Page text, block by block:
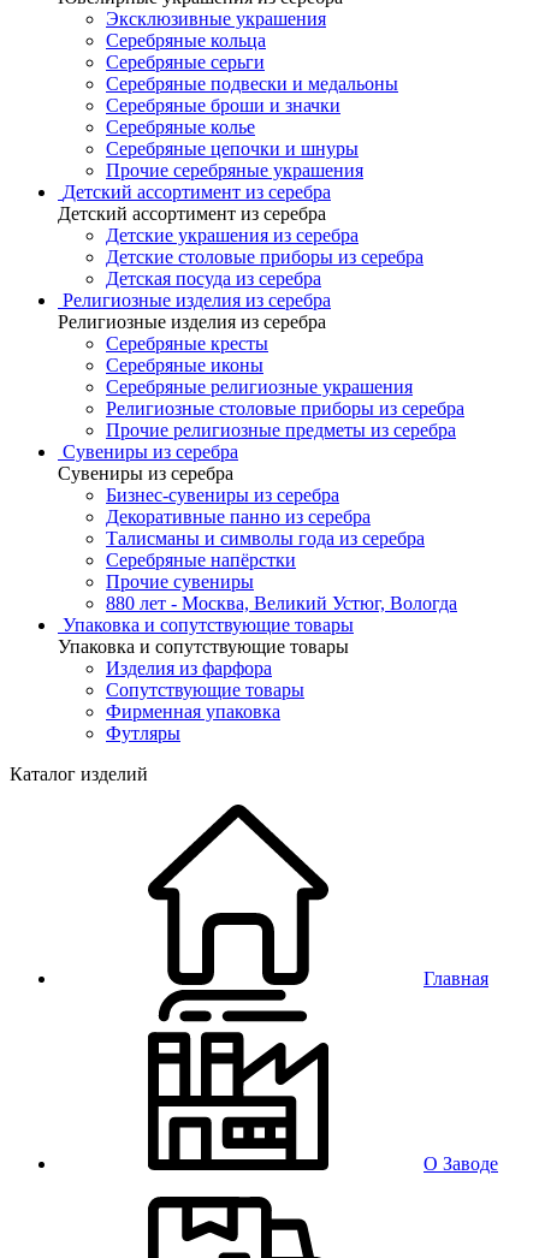
Эксклюзивные украшения
Серебряные кольца
Серебряные серьги
Серебряные подвески и медальоны
Серебряные броши и значки
Серебряные колье
Серебряные цепочки и шнуры
Прочие серебряные украшения
Детский ассортимент из серебра
Детский ассортимент из серебра
Детские украшения из серебра
Детские столовые приборы из серебра
Детская посуда из серебра
Религиозные изделия из серебра
Религиозные изделия из серебра
Серебряные кресты
Серебряные иконы
Серебряные религиозные украшения
Религиозные столовые приборы из серебра
Прочие религиозные предметы из серебра
Сувениры из серебра
Сувениры из серебра
Бизнес-сувениры из серебра
Декоративные панно из серебра
Талисманы и символы года из серебра
Серебряные напёрстки
Прочие сувениры
880 лет - Москва, Великий Устюг, Вологда
Упаковка и сопутствующие товары
Упаковка и сопутствующие товары
Изделия из фарфора
Сопутствующие товары
Фирменная упаковка
Футляры
Каталог изделий
Главная
О Заводе